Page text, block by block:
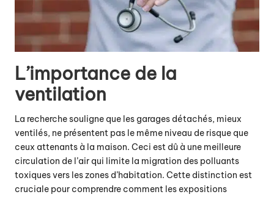
L’importance de la
ventilation
La recherche souligne que les garages détachés, mieux
ventilés, ne présentent pas le même niveau de risque que
ceux attenants à la maison. Ceci est dû à une meilleure
circulation de l’air qui limite la migration des polluants
toxiques vers les zones d’habitation. Cette distinction est
cruciale pour comprendre comment les expositions